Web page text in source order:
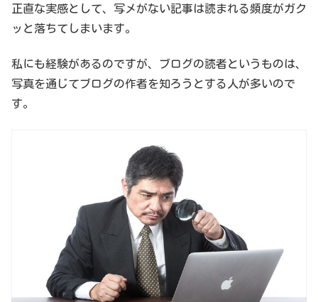
正直な実感として、写メがない記事は読まれる頻度がガク
ッと落ちてしまいます。
私にも経験があるのですが、ブログの読者というものは、
写真を通じてブログの作者を知ろうとする人が多いので
す。